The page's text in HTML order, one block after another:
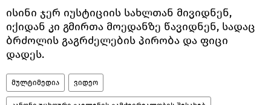
ისინი ჯერ იუსტიციის სახლთან მივიდნენ,
იქიდან კი გმირთა მოედანზე წავიდნენ, სადაც
ბრძოლის გაგრძელების პირობა და ფიცი
დადეს.
მულტიმედია ვიდეო